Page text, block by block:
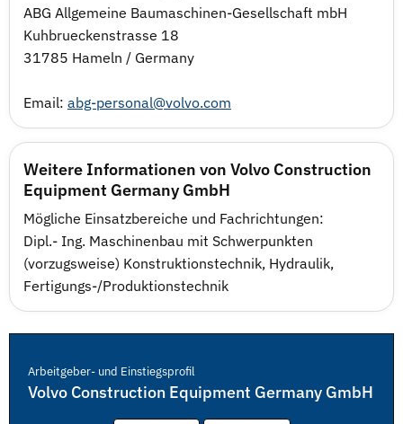
ABG Allgemeine Baumaschinen-Gesellschaft mbH
Kuhbrueckenstrasse 18
31785 Hameln / Germany
Email: abg-personal@volvo.com
Weitere Informationen von Volvo Construction
Equipment Germany GmbH
Mögliche Einsatzbereiche und Fachrichtungen:
Dipl.- Ing. Maschinenbau mit Schwerpunkten
(vorzugsweise) Konstruktionstechnik, Hydraulik,
Fertigungs-/Produktionstechnik
Arbeitgeber- und Einstiegsprofil
Volvo Construction Equipment Germany GmbH